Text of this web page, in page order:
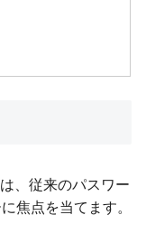
、従来のパスワー
焦点を当てます。